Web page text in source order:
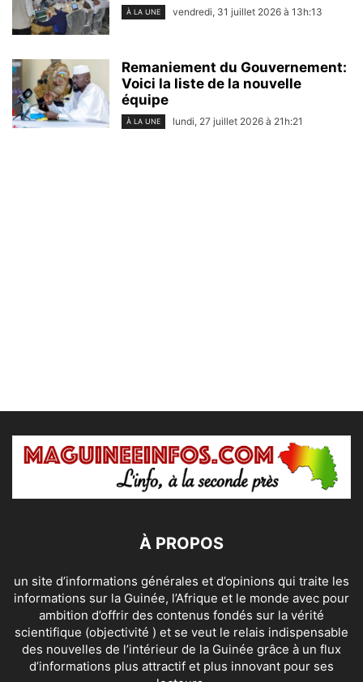
À LA UNE vendredi, 31 juillet 2026 à 13h:13
Remaniement du Gouvernement:
Voici la liste de la nouvelle
équipe
À LA UNE lundi, 27 juillet 2026 à 21h:21
À PROPOS
un site d’informations générales et d’opinions qui traite les
informations sur la Guinée, l’Afrique et le monde avec pour
ambition d’offrir des contenus fondés sur la vérité
scientifique (objectivité ) et se veut le relais indispensable
des nouvelles de l’intérieur de la Guinée grâce à un flux
d’informations plus attractif et plus innovant pour ses